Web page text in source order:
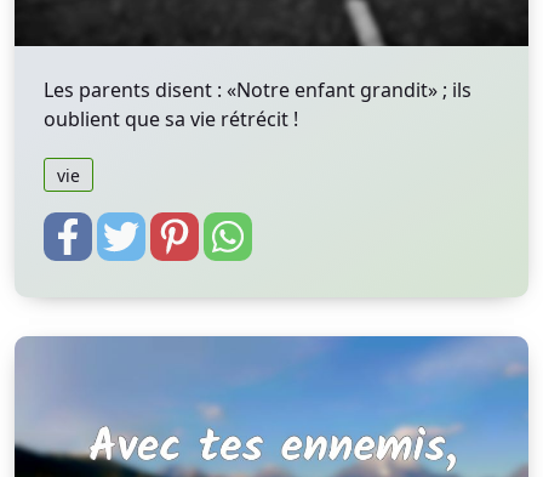
Les parents disent : «Notre enfant grandit» ; ils
oublient que sa vie rétrécit !
vie